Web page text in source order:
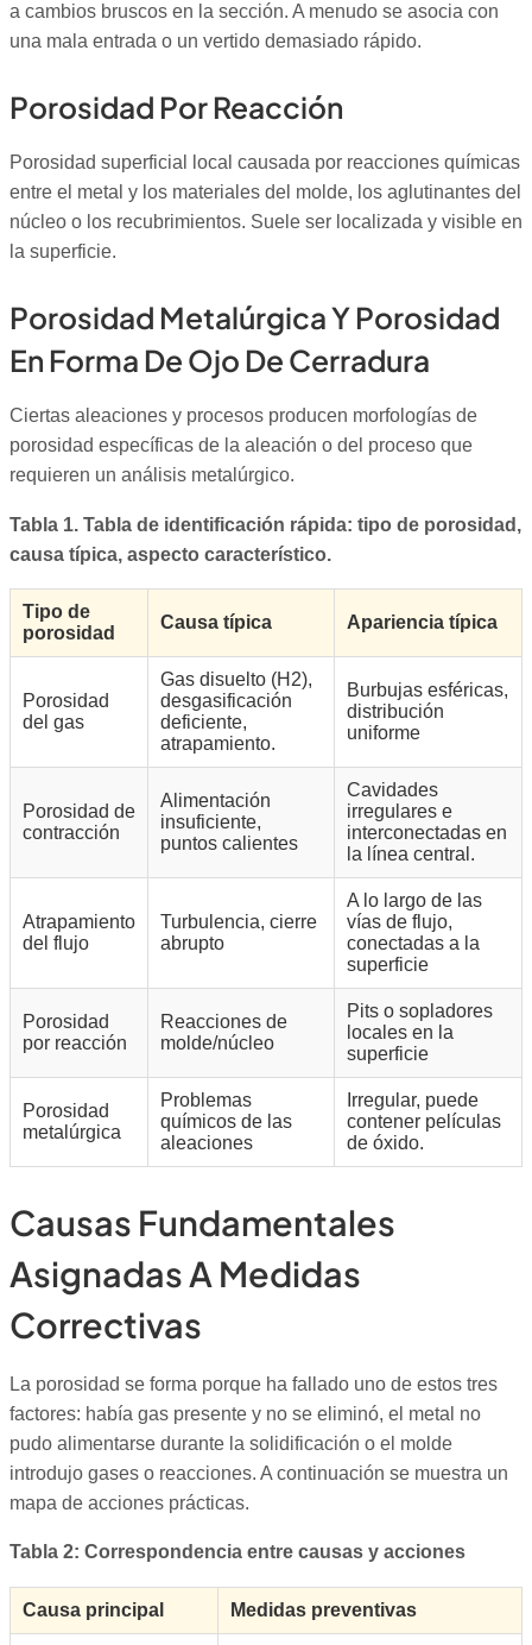
a cambios bruscos en la sección. A menudo se asocia con
una mala entrada o un vertido demasiado rápido.
Porosidad Por Reacción
Porosidad superficial local causada por reacciones químicas
entre el metal y los materiales del molde, los aglutinantes del
núcleo o los recubrimientos. Suele ser localizada y visible en
la superficie.
Porosidad Metalúrgica Y Porosidad
En Forma De Ojo De Cerradura
Ciertas aleaciones y procesos producen morfologías de
porosidad específicas de la aleación o del proceso que
requieren un análisis metalúrgico.
Tabla 1. Tabla de identificación rápida: tipo de porosidad,
causa típica, aspecto característico.
Tipo de
porosidad
Causa típica Apariencia típica
Porosidad
del gas
Gas disuelto (H2),
desgasificación
deficiente,
atrapamiento.
Burbujas esféricas,
distribución
uniforme
Porosidad de
contracción
Alimentación
insuficiente,
puntos calientes
Cavidades
irregulares e
interconectadas en
la línea central.
Atrapamiento
del flujo
Turbulencia, cierre
abrupto
A lo largo de las
vías de flujo,
conectadas a la
superficie
Porosidad
por reacción
Reacciones de
molde/núcleo
Pits o sopladores
locales en la
superficie
Porosidad
metalúrgica
Problemas
químicos de las
aleaciones
Irregular, puede
contener películas
de óxido.
Causas Fundamentales
Asignadas A Medidas
Correctivas
La porosidad se forma porque ha fallado uno de estos tres
factores: había gas presente y no se eliminó, el metal no
pudo alimentarse durante la solidificación o el molde
introdujo gases o reacciones. A continuación se muestra un
mapa de acciones prácticas.
Tabla 2: Correspondencia entre causas y acciones
Causa principal Medidas preventivas